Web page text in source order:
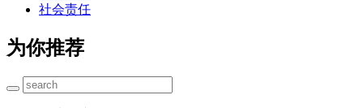
社会责任
为你推荐